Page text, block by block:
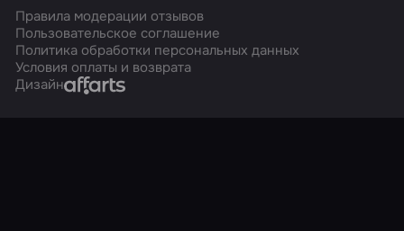
Правила модерации отзывов
Пользовательское соглашение
Политика обработки персональных данных
Условия оплаты и возврата
ДизайнAffarts